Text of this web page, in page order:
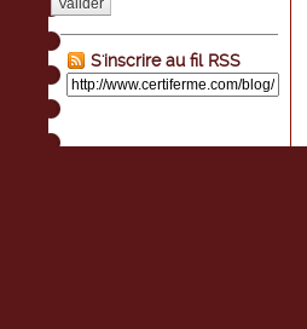
Valider
S'inscrire au fil RSS